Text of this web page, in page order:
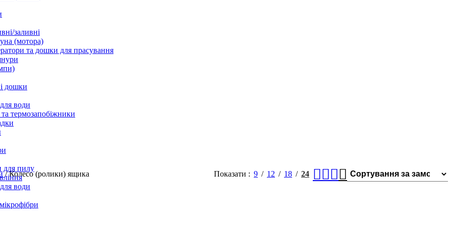
заливні
(мотора)
та дошки для прасування
дошки
води
термозапобіжники
для пилу
води
/ Колесо (ролики) ящика Показати 9 12 18 24